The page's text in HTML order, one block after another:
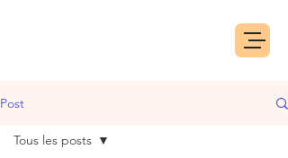
Post
Tous les posts